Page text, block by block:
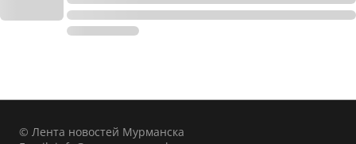
© Лента новостей Мурманска